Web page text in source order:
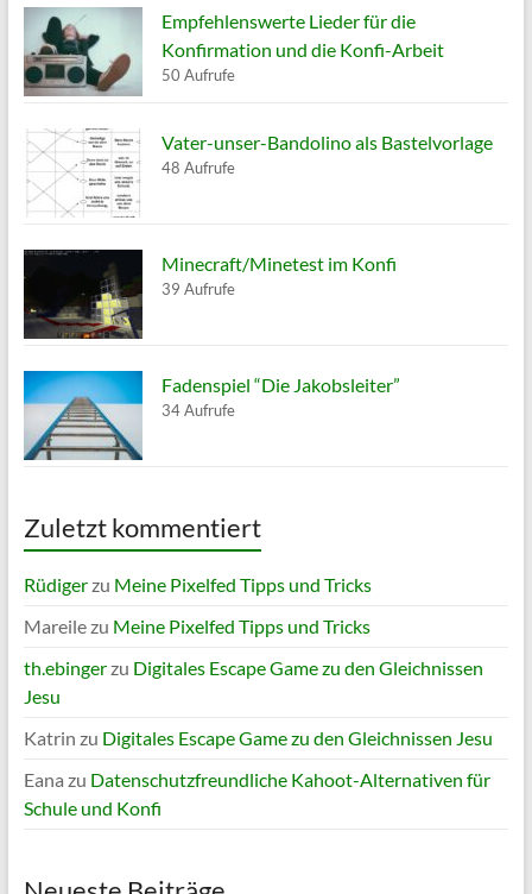
Empfehlenswerte Lieder für die
Konfirmation und die Konfi-Arbeit
50 Aufrufe
Vater-unser-Bandolino als Bastelvorlage
48 Aufrufe
Minecraft/Minetest im Konfi
39 Aufrufe
Fadenspiel “Die Jakobsleiter”
34 Aufrufe
Zuletzt kommentiert
Rüdigerzu Meine Pixelfed Tipps und Tricks
Mareilezu Meine Pixelfed Tipps und Tricks
th.ebingerzu Digitales Escape Game zu den Gleichnissen
Jesu
Katrin zu Digitales Escape Game zu den Gleichnissen Jesu
Eana zu Datenschutzfreundliche Kahoot-Alternativen für
Schule und Konfi